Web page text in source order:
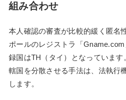
組み合わせ
本人確認の審査が比較的緩く匿名
ポールのレジストラ「
録国はTH（タイ）となっていま
轄国を分散させる手法は、法執行
します。